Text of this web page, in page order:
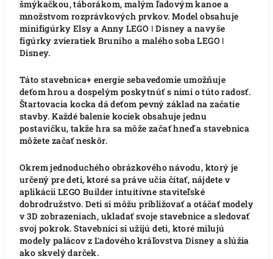
šmýkačkou, táborákom, malým ľadovým kanoe a
množstvom rozprávkových prvkov. Model obsahuje
minifigúrky Elsy a Anny LEGO ǀ Disney a navyše
figúrky zvieratiek Bruniho a malého soba LEGO ǀ
Disney.
Táto stavebnica+ energie sebavedomie umožňuje
deťom hrou a dospelým poskytnúť s nimi o túto radosť.
Štartovacia kocka dá deťom pevný základ na začatie
stavby.Každé balenie kociek obsahuje jednu
postavičku, takže hra sa môže začať hneď a stavebnica
môžete začať neskôr.
Okrem jednoduchého obrázkového návodu, ktorý je
určený pre deti, ktoré sa práve učia čítať, nájdete v
aplikácii LEGO Builder intuitívne staviteľské
dobrodružstvo.Deti si môžu približovať a otáčať modely
v 3D zobrazeniach, ukladať svoje stavebnice a sledovať
svoj pokrok.Stavebníci si užijú deti, ktoré milujú
modely palácov z Ľadového kráľovstva Disney a slúžia
ako skvelý darček.